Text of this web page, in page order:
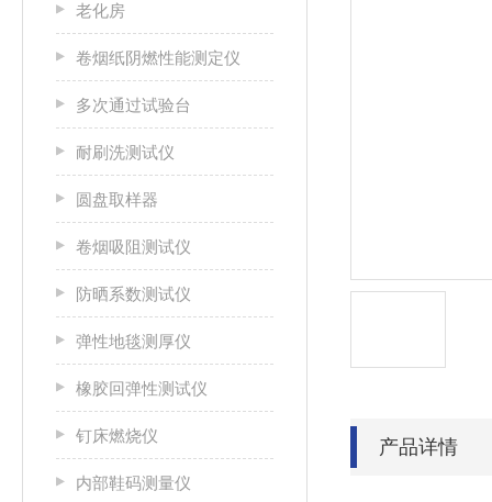
老化房
卷烟纸阴燃性能测定仪
多次通过试验台
耐刷洗测试仪
圆盘取样器
卷烟吸阻测试仪
防晒系数测试仪
弹性地毯测厚仪
橡胶回弹性测试仪
钉床燃烧仪
内部鞋码测量仪
产品详情